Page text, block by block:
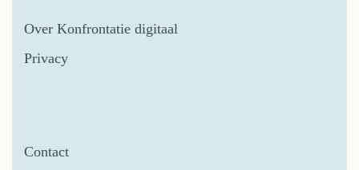
Over Konfrontatie digitaal
Privacy
Contact